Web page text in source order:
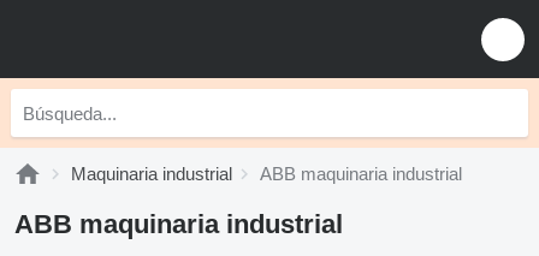
Maquinaria industrial ABB maquinaria industrial
ABB maquinaria industrial